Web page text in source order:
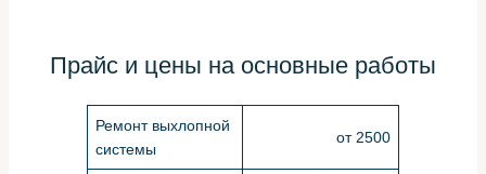
Прайс и цены на основные работы
Ремонт выхлопной
системы
от 2500